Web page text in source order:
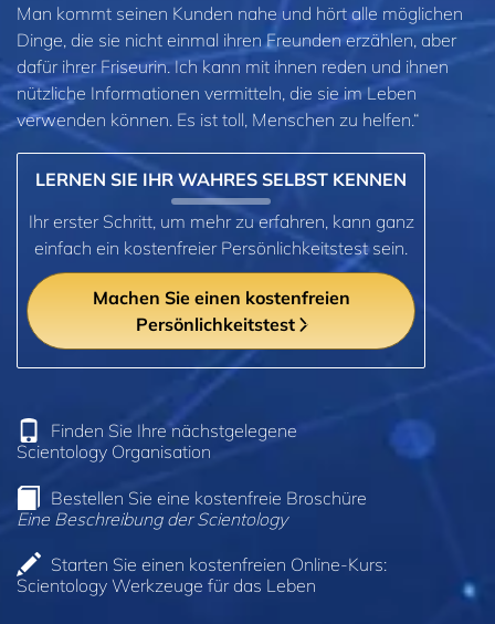
Man kommt seinen Kunden nahe und hört alle möglichen
Dinge, die sie nicht einmal ihren Freunden erzählen, aber
dafür ihrer Friseurin. Ich kann mit ihnen reden und ihnen
nützliche Informationen vermitteln, die sie im Leben
verwenden können. Es ist toll, Menschen zu helfen.“
LERNEN SIE IHR WAHRES SELBST KENNEN
Ihr erster Schritt, um mehr zu erfahren, kann ganz
einfach ein kostenfreier Persönlichkeitstest sein.
Machen Sie einen kostenfreien
Persönlichkeitstest
Finden Sie Ihre nächstgelegene
Scientology Organisation
Bestellen Sie eine kostenfreie Broschüre
Eine Beschreibung der Scientology
Starten Sie einen kostenfreien Online-Kurs:
Scientology Werkzeuge für das Leben